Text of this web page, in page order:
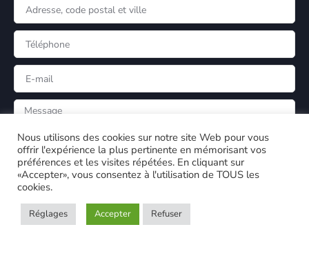
Nous utilisons des cookies sur notre site Web pour vous
offrir l'expérience la plus pertinente en mémorisant vos
préférences et les visites répétées. En cliquant sur
«Accepter», vous consentez à l'utilisation de TOUS les
cookies.
Réglages Accepter Refuser